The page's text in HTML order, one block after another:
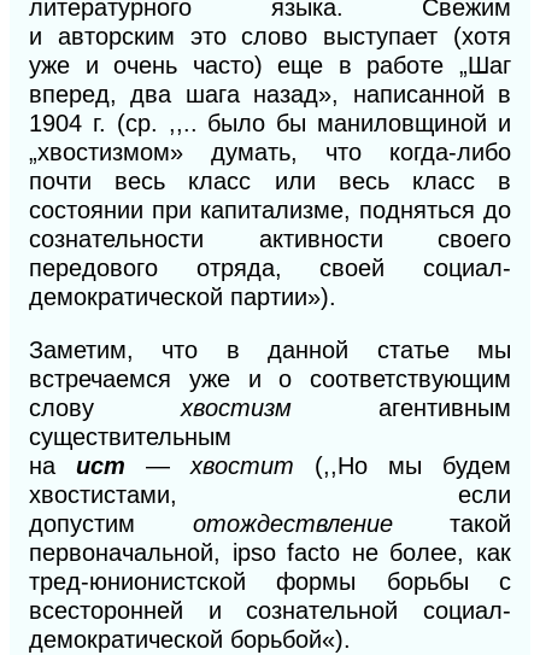
литературного языка. Свежим
и
авторским это слово выступает (хотя
уже и очень часто) еще в работе „Шаг
вперед, два шага назад», написанной в
1904 г. (ср. ,,.. было бы маниловщиной и
„хвостизмом» думать, что когда-либо
почти весь класс или весь класс в
состоянии при капитализме, подняться до
сознательности активности своего
передового отряда, своей социал-
демократической партии»).
Заметим, что в данной статье мы
встречаемся уже и о соответствующим
слову хвостизм агентивным
существительным
на ист — хвостит (,,Но мы будем
хвостистами, если
допустим отождествление такой
первоначальной, ipso facto не более, как
тред-юнионистской формы борьбы с
всесторонней и сознательной социал-
демократической борьбой«).